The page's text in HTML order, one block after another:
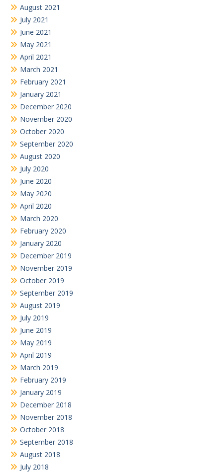
August 2021
July 2021
June 2021
May 2021
April 2021
March 2021
February 2021
January 2021
December 2020
November 2020
October 2020
September 2020
August 2020
July 2020
June 2020
May 2020
April 2020
March 2020
February 2020
January 2020
December 2019
November 2019
October 2019
September 2019
August 2019
July 2019
June 2019
May 2019
April 2019
March 2019
February 2019
January 2019
December 2018
November 2018
October 2018
September 2018
August 2018
July 2018